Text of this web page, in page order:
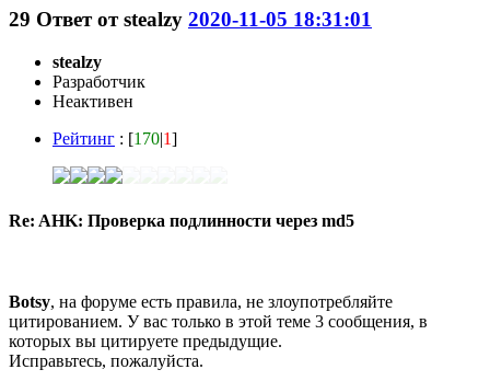
29 Ответ отstealzy 2020-11-05 18:31:01
stealzy
Разработчик
Неактивен
Рейтинг : [170|1]
Re: AHK: Проверка подлинности через md5
Botsy, на форуме есть правила, не злоупотребляйте
цитированием. У вас только в этой теме 3 сообщения, в
которых вы цитируете предыдущие.
Исправьтесь, пожалуйста.